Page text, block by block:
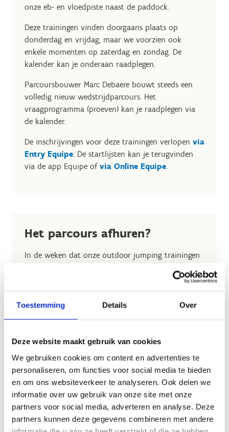
Toestemming Details Over
Deze website maakt gebruik van cookies
We gebruiken cookies om content en advertenties te
personaliseren, om functies voor social media te bieden
en om ons websiteverkeer te analyseren. Ook delen we
informatie over uw gebruik van onze site met onze
partners voor social media, adverteren en analyse. Deze
partners kunnen deze gegevens combineren met andere
onze eb- en vloedpiste naast de paddock.
Deze trainingen vinden doorgaans plaats op
donderdag en vrijdag, maar we voorzien ook
enkele momenten op zaterdag en zondag. De
kalender kan je onderaan raadplegen.
Parcoursbouwer Marc Debaere bouwt steeds een
volledig nieuw wedstrijdparcours. Het
vraagprogramma (proeven) kan je raadplegen via
de kalender.
De inschrijvingen voor deze trainingen verlopen via
Entry Equipe . De startlijsten kan je terugvinden
via de app Equipe of via Online Equipe
Het parcours afhuren?
In de weken dat onze outdoor jumping trainingen
Dat kan telkens op de woensdag die voorafgaat
aan de trainingen en op de vrije zaterdagen en
kalender).
Interesse? Contacteer Wendy voor meer informatie
en boekingen
via wendy.staelens@sport.vlaanderen.